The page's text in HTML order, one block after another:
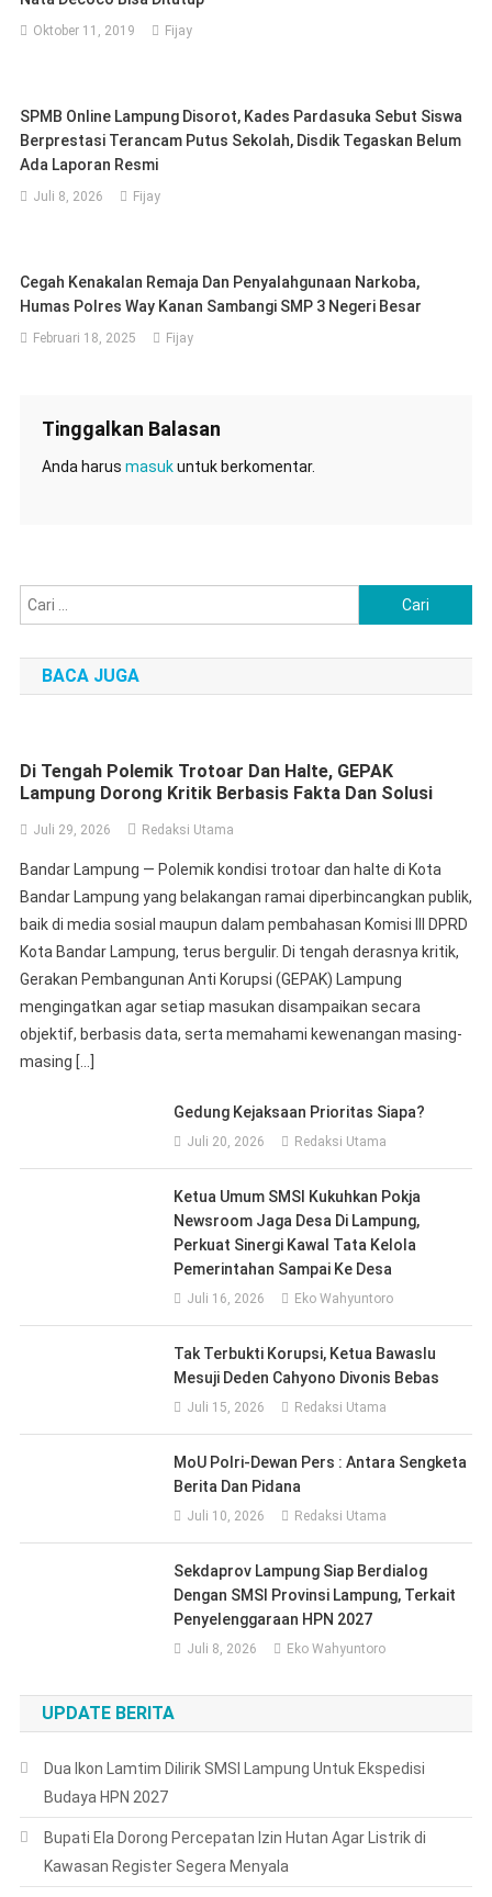
Oktober 11, 2019 Fijay
SPMB Online Lampung Disorot, Kades Pardasuka Sebut Siswa
Berprestasi Terancam Putus Sekolah, Disdik Tegaskan Belum
Ada Laporan Resmi
Juli 8, 2026 Fijay
Cegah Kenakalan Remaja Dan Penyalahgunaan Narkoba,
Humas Polres Way Kanan Sambangi SMP 3 Negeri Besar
Februari 18, 2025 Fijay
Tinggalkan Balasan
Anda harus masukuntuk berkomentar.
untuk:
BACA JUGA
Di Tengah Polemik Trotoar Dan Halte, GEPAK
Lampung Dorong Kritik Berbasis Fakta Dan Solusi
Juli 29, 2026 Redaksi Utama
Bandar Lampung — Polemik kondisi trotoar dan halte di Kota
Bandar Lampung yang belakangan ramai diperbincangkan publik,
baik di media sosial maupun dalam pembahasan Komisi III DPRD
Kota Bandar Lampung, terus bergulir. Di tengah derasnya kritik,
Gerakan Pembangunan Anti Korupsi (GEPAK) Lampung
mengingatkan agar setiap masukan disampaikan secara
objektif, berbasis data, serta memahami kewenangan masing-
masing […]
Gedung Kejaksaan Prioritas Siapa?
Juli 20, 2026 Redaksi Utama
Ketua Umum SMSI Kukuhkan Pokja
Newsroom Jaga Desa Di Lampung,
Perkuat Sinergi Kawal Tata Kelola
Pemerintahan Sampai Ke Desa
Juli 16, 2026 Eko Wahyuntoro
Tak Terbukti Korupsi, Ketua Bawaslu
Mesuji Deden Cahyono Divonis Bebas
Juli 15, 2026 Redaksi Utama
MoU Polri-Dewan Pers : Antara Sengketa
Berita Dan Pidana
Juli 10, 2026 Redaksi Utama
Sekdaprov Lampung Siap Berdialog
Dengan SMSI Provinsi Lampung, Terkait
Penyelenggaraan HPN 2027
Juli 8, 2026 Eko Wahyuntoro
UPDATE BERITA
Dua Ikon Lamtim Dilirik SMSI Lampung Untuk Ekspedisi
Budaya HPN 2027
Bupati Ela Dorong Percepatan Izin Hutan Agar Listrik di
Kawasan Register Segera Menyala